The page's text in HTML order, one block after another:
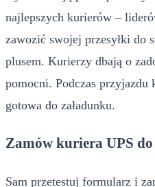
najlepszych kurierów –
zawozić swojej przesyłki do
plusem. Kurierzy dbają o
pomocni. Podczas przyjazdu
gotowa do załadunku.
Zamów kuriera UPS
Sam przetestuj formularz i